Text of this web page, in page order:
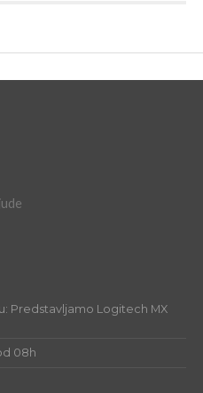
Predstavljamo Logitech MX
08h